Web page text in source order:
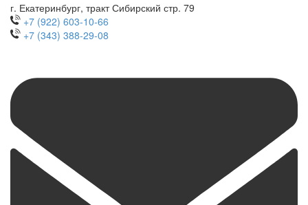
г. Екатеринбург, тракт Сибирский стр. 79
+7 (922) 603-10-66
+7 (343) 388-29-08